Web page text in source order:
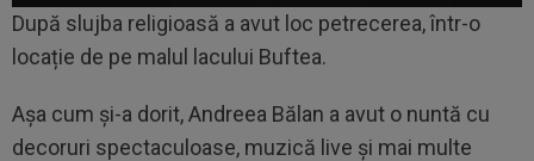
După slujba religioasă a avut loc petrecerea, într-o
locație de pe malul lacului Buftea.
Așa cum și-a dorit, Andreea Bălan a avut o nuntă cu
decoruri spectaculoase, muzică live și mai multe